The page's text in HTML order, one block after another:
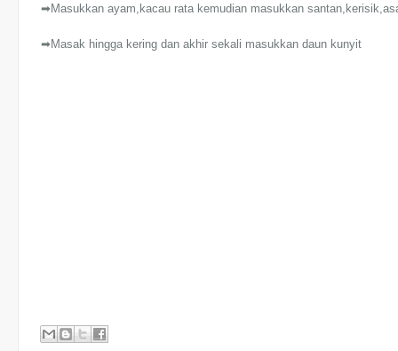
➡Masukkan ayam,kacau rata kemudian masukkan
➡Masak hingga kering dan akhir sekali masukkan daun kunyit